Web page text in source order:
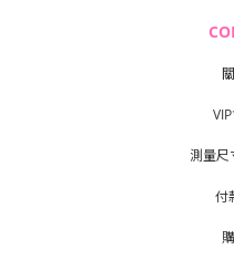
測量尺
付